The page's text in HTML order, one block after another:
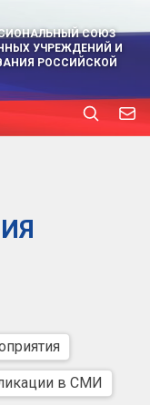
СОЮЗ
УЧРЕЖДЕНИЙ И
РОССИЙСКОЙ
в СМИ